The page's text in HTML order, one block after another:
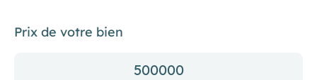
Prix de votre bien
500000